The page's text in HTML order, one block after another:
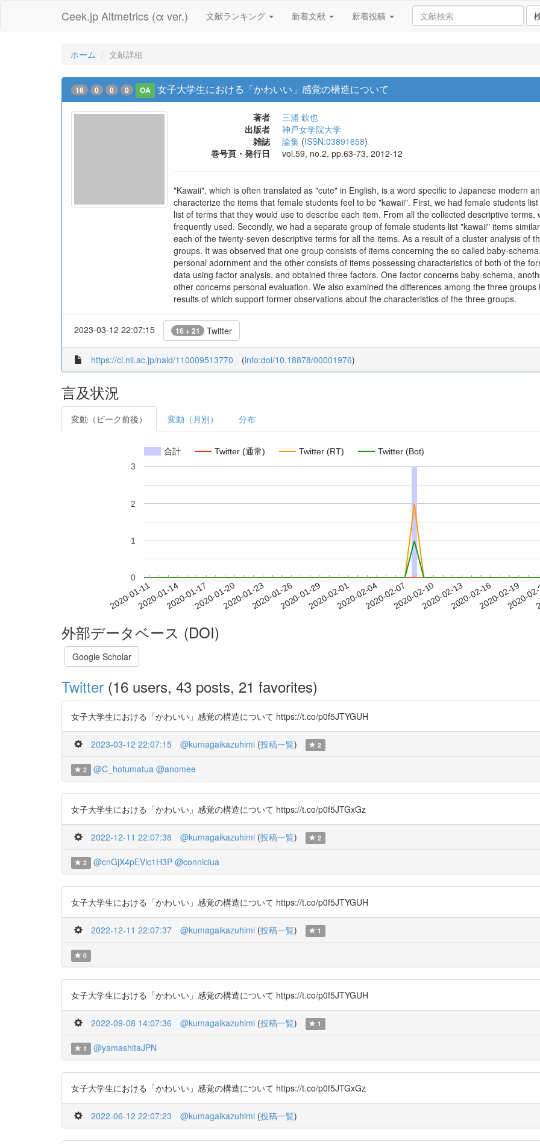
Ceek.jp Altmetrics (α ver.) 文献ランキング 新着文献 新着投稿
ホーム 文献詳細
16 0 0 0 OA 女子大学生における「かわいい」感覚の構造について
著者
三浦 欽也
出版者
神戸女学院大学
雑誌
論集 (ISSN:03891658)
巻号頁・発行日
vol.59, no.2, pp.63-73, 2012-12
"Kawaii", which is often translated as "cute" in English, is a word specific to Japanese modern
characterize the items that female students feel to be "kawaii". First, we had female students
list of terms that they would use to describe each item. From all the collected descriptive
frequently used. Secondly, we had a separate group of female students list "kawaii" items
each of the twenty-seven descriptive terms for all the items. As a result of a cluster analysis of
groups. It was observed that one group consists of items concerning the so called baby-
personal adornment and the other consists of items possessing characteristics of both of the
data using factor analysis, and obtained three factors. One factor concerns baby-schema,
other concerns personal evaluation. We also examined the differences among the three
results of which support former observations about the characteristics of the three groups.
2023-03-12 22:07:15 16 + 21 Twitter
https://ci.nii.ac.jp/naid/110009513770 (info:doi/10.18878/00001976)
言及状況
変動（ピーク前後） 変動（月別） 分布
合計 Twitter (通常) Twitter (RT) Twitter (Bot)
2020-01-112020-01-142020-01-172020-01-202020-01-232020-01-262020-01-292020-02-012020-02-042020-02-072020-02-102020-02-132020-02-162020-02-19
2020-
0
1
2
3
外部データベース (DOI)
Google Scholar
Twitter (16 users, 43 posts, 21 favorites)
女子大学生における「かわいい」感覚の構造について https://t.co/p0f5JTYGUH
2023-03-12 22:07:15 @kumagaikazuhimi (投稿一覧) 2
2 @C_hotumatua @anomee
女子大学生における「かわいい」感覚の構造について https://t.co/p0f5JTGxGz
2022-12-11 22:07:38 @kumagaikazuhimi (投稿一覧) 2
2 @cnGjX4pEVlc1H3P @conniciua
女子大学生における「かわいい」感覚の構造について https://t.co/p0f5JTYGUH
2022-12-11 22:07:37 @kumagaikazuhimi (投稿一覧) 1
0
女子大学生における「かわいい」感覚の構造について https://t.co/p0f5JTYGUH
2022-09-08 14:07:36 @kumagaikazuhimi (投稿一覧) 1
1 @yamashitaJPN
女子大学生における「かわいい」感覚の構造について https://t.co/p0f5JTGxGz
2022-06-12 22:07:23 @kumagaikazuhimi (投稿一覧)